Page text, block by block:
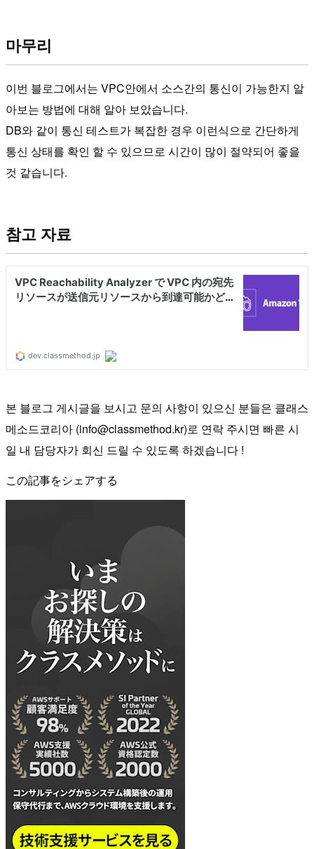
마무리
이번 블로그에서는 VPC안에서 소스간의 통신이 가능한지 알
아보는 방법에 대해 알아 보았습니다.
DB와 같이 통신 테스트가 복잡한 경우 이런식으로 간단하게
통신 상태를 확인 할 수 있으므로 시간이 많이 절약되어 좋을
것 같습니다.
참고 자료
본 블로그 게시글을 보시고 문의 사항이 있으신 분들은 클래스
메소드코리아 (info@classmethod.kr)로 연락 주시면 빠른 시
일 내 담당자가 회신 드릴 수 있도록 하겠습니다 !
この記事をシェアする